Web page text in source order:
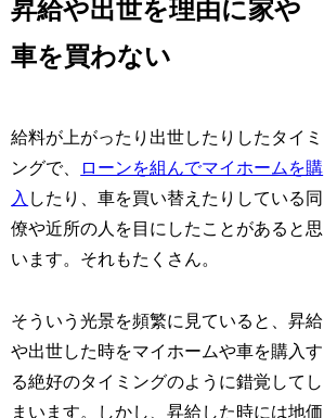
昇給や出世を理由に家や
車を買わない
給料が上がったり出世したりしたタイミ
ングで、
ローンを組んでマイホームを購
入 したり、車を買い替えたりしている同
僚や近所の人を目にしたことがあると思
います。それもたくさん。
そういう光景を頻繁に見ていると、昇給
や出世した時をマイホームや車を購入す
る絶好のタイミングのように錯覚してし
まいます。しかし、昇給した時には地価